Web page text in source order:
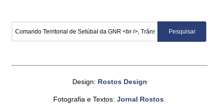
Design: Rostos Design
Fotografia e Textos: Jornal Rostos.